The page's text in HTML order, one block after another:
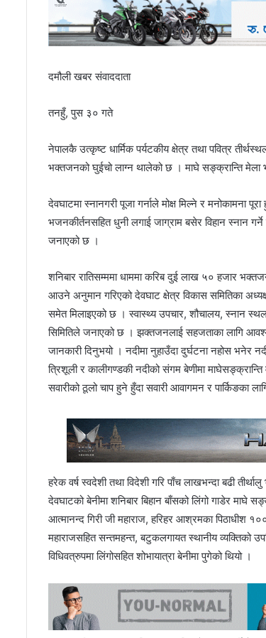
दमौली खबर संवाददाता
तनहुँ, पुस ३० गते
नेपालकै उत्कृष्ट धार्मिक पर्यटकीय क्षेत्र तथा पवित्र
भक्तजनको घुईचो लाग्न थालेको छ । माघे सङ्क्रान्ति मेला
देवघाटमा स्नानगरी पूजा गर्नाले मोक्ष मिल्ने र
भजनकीर्तनसहित धुनी लगाई जाग्राम बसेर विहान स्नान
जनाएको छ ।
शनिबार रातिसम्ममा धाममा करिब दुई लाख ५० हजार
आउने अनुमान गरिएको देवघाट क्षेत्र विकास समितिका
समेत मिलाइएको छ । स्वास्थ्य उपचार, शौचालय, स्नान
सिमितिले जनाएको छ । झक्तजनलाई सहजताका लागि
जानकारी दिनुभयो । नदीमा नुहाउँदा दुर्घटना नहोस भनेर
त्रिशूली र कालीगण्डकी नदीको संगम बेणीमा
सवारीको ठूलो चाप हुने हुँदा सवारी आवागमन र पार्किङका
हरेक वर्ष स्वदेशी तथा विदेशी गरि पाँच लाखभन्दा बढी
देवघाटको बेनीमा शनिबार बिहान बाँसको लिंगो गाडेर
आत्मानन्द गिरी जी महाराज, हरिहर आश्रमका पिठाधीश
महाराजसहित सन्तमहन्त, बटुकलगायत स्थानीय व्यक्तिको
विधिवत्रुपमा लिंगोसहित शोभायात्रा बेनीमा पुगेको थियो ।